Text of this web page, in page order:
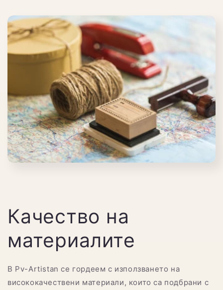
Качество на
материалите
В Pv-Artistan се гордеем с използването на
висококачествени материали, които са подбрани с